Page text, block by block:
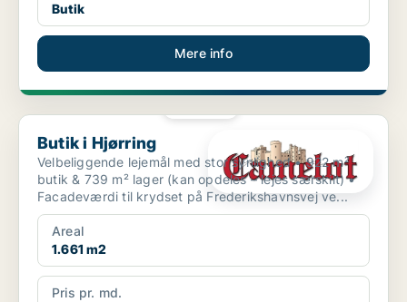
Butik
Mere info
Butik i Hjørring
Butik i Hjørring
Velbeliggende lejemål med stor synlighed • 922 m²
butik & 739 m² lager (kan opdeles – lejes særskilt) •
Facadeværdi til krydset på Fre­de­riks­havns­vej ve...
Areal
1.661 m2
Pris pr. md.